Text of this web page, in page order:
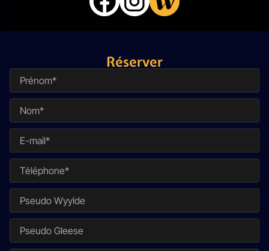
Réserver